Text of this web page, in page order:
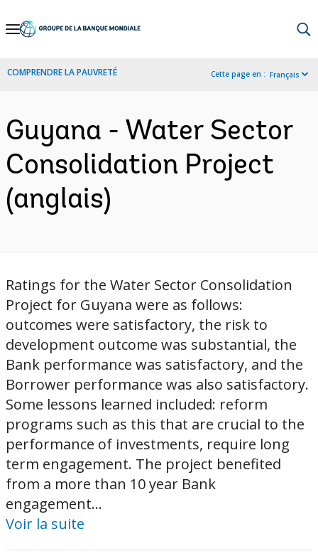
Skip
Navigation
COMPRENDRE LA PAUVRETÉ Cette page en : Français
Guyana - Water Sector
Consolidation Project
(anglais)
Ratings for the Water Sector Consolidation
Project for Guyana were as follows:
outcomes were satisfactory, the risk to
development outcome was substantial, the
Bank performance was satisfactory, and the
Borrower performance was also satisfactory.
Some lessons learned included: reform
programs such as this that are crucial to the
performance of investments, require long
term engagement. The project benefited
from a more than 10 year Bank
engagement...
Voir la suite